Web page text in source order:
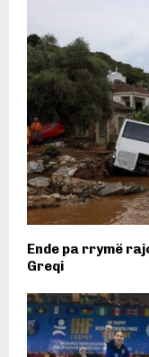
Ende pa rrymë
Greqi